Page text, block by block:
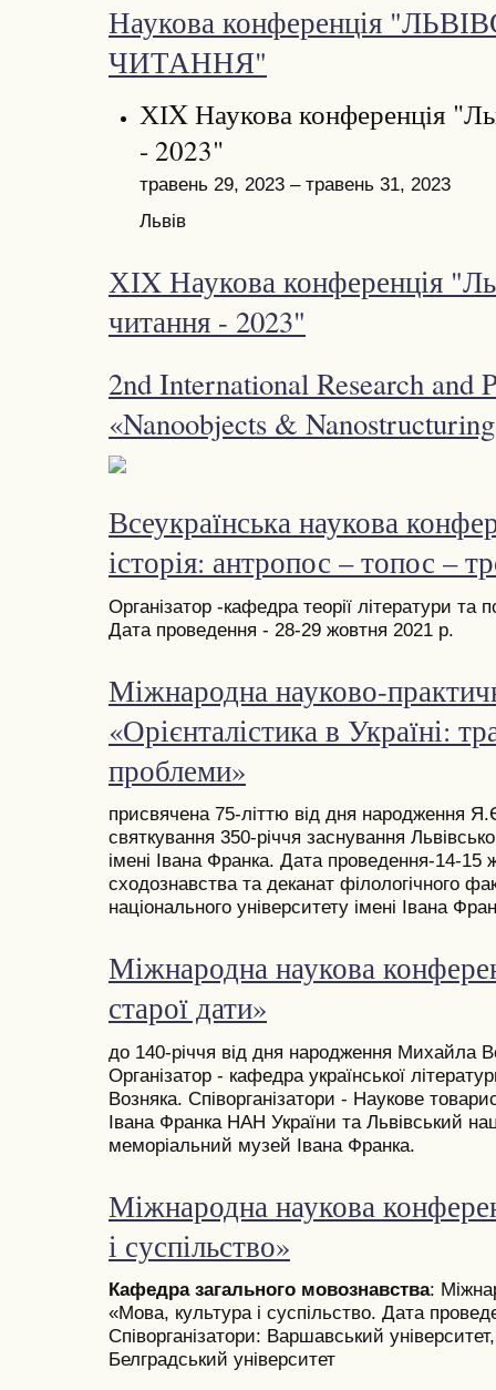
Наукова конференція
ЧИТАННЯ"
ХІX Наукова конференція
- 2023"
травень 29, 2023 – травень 31, 2023
Львів
ХІX Наукова конференція
читання - 2023"
2nd International Research and
«Nanoobjects &
Всеукраїнська наукова
історія: антропос – топос –
Організатор -кафедра теорії літератури та
Дата проведення - 28-29 жовтня 2021 р.
Міжнародна науково-
«Орієнталістика в Україні:
проблеми»
присвячена 75-літтю від дня народження
святкування 350-річчя заснування
імені Івана Франка. Дата проведення-14-15
сходознавства та деканат філологічного
національного університету імені Івана
Міжнародна наукова
старої дати»
до 140-річчя від дня народження Михайла
Організатор - кафедра української
Возняка. Співорганізатори - Наукове
Івана Франка НАН України та Львівський
меморіальний музей Івана Франка.
Міжнародна наукова
і суспільство»
Кафедра загального мовознавства:
«Мова, культура і суспільство. Дата
Співорганізатори: Варшавський
Белградський університет